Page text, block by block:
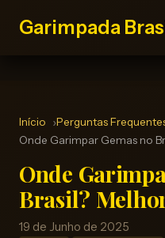
Garimpada
Início
Perguntas
Onde Garimpar Gemas no
Onde
Brasil?
19 de Junho de 2025